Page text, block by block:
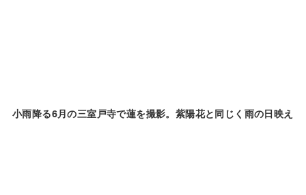
小雨降る6月の三室戸寺で蓮を撮影。紫陽花と同じく雨の日映え